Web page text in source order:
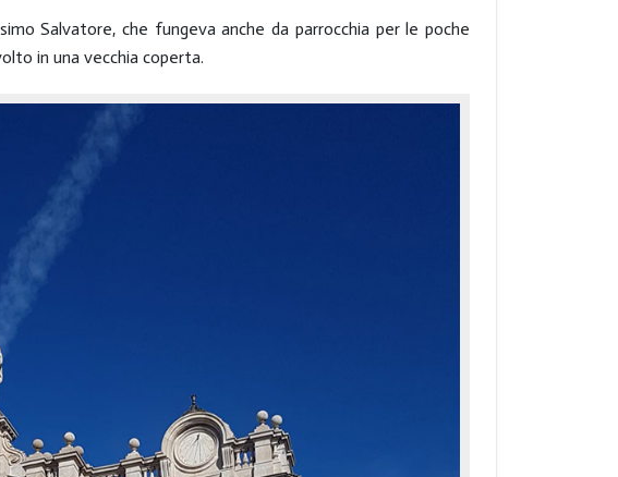
Salvatore, che fungeva anche da parrocchia per le poche
in una vecchia coperta.